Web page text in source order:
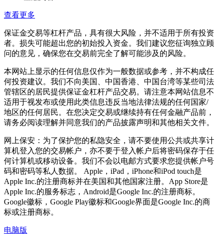
查看更多
保证金交易等杠杆产品，具有很大风险，并不适用于所有投资
者。损失可能超出您的初始投入资金。我们建议您征询独立顾
问的意见，确保您在交易前完全了解可能涉及的风险。
本网站上显示的任何信息仅作为一般数据或参考，并不构成任
何投资建议。我们不向美国、中国香港、中国台湾等某些司法
管辖区的居民提供保证金杠杆产品交易。请注意本网站信息不
适用于视发布或使用此类信息违反当地法律法规的任何国家/
地区的任何居民。在您决定交易或继续持有任何金融产品前，
请务必阅读理解并同意我们的产品披露声明和其他相关文件。
网上保安：为了保护您的私隐安全，请不要使用公共或共享计
算机登入您的交易帐户，亦不要于登入帐户后将密码保存于任
何计算机或移动设备。我们不会以电邮方式要求您提供帐户号
码和密码等私人数据。 Apple，iPad，iPhone和iPod touch是
Apple Inc.的注册商标并在美国和其他国家注册。App Store是
Apple Inc.的服务标志，Android是Google Inc.的注册商标。
Google徽标，Google Play徽标和Google界面是Google Inc.的商
标或注册商标。
电脑版